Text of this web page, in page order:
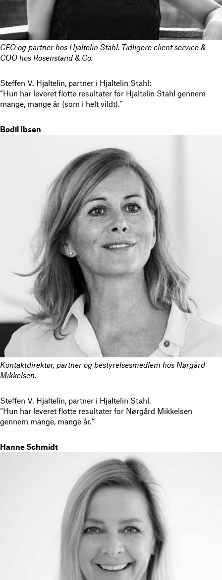
CFO og partner hos Hjaltelin Stahl. Tidligere client service &
COO hos Rosenstand & Co.
Steffen V. Hjaltelin, partner i Hjaltelin Stahl:
“Hun har leveret flotte resultater for Hjaltelin Stahl gennem
mange, mange år (som i helt vildt).”
Bodil Ibsen
Kontaktdirektør, partner og bestyrelsesmedlem hos Nørgård
Mikkelsen.
Steffen V. Hjaltelin, partner i Hjaltelin Stahl.
“Hun har leveret flotte resultater for Nørgård Mikkelsen
gennem mange, mange år.”
Hanne Schmidt